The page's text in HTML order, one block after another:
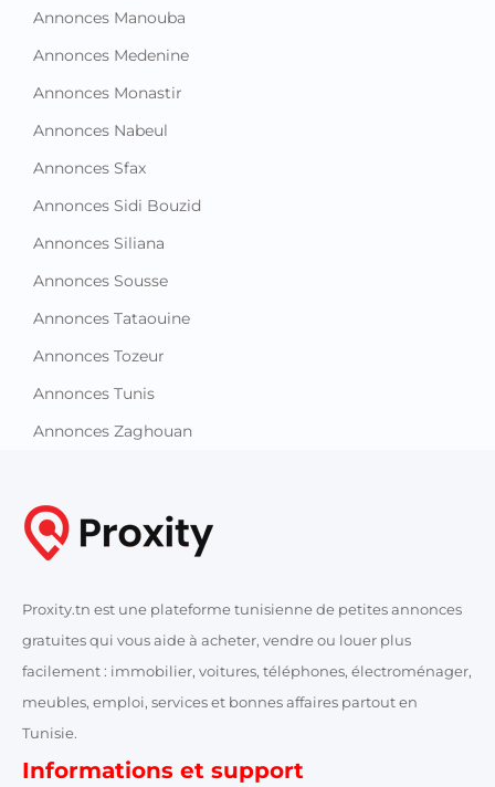
Annonces Manouba
Annonces Medenine
Annonces Monastir
Annonces Nabeul
Annonces Sfax
Annonces Sidi Bouzid
Annonces Siliana
Annonces Sousse
Annonces Tataouine
Annonces Tozeur
Annonces Tunis
Annonces Zaghouan
Proxity.tn est une plateforme tunisienne de petites annonces
gratuites qui vous aide à acheter, vendre ou louer plus
facilement : immobilier, voitures, téléphones, électroménager,
meubles, emploi, services et bonnes affaires partout en
Tunisie.
Informations et support